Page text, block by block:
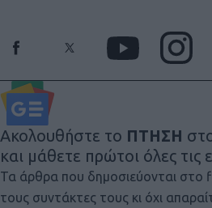
Ακολουθήστε το ΠΤΗΣΗ
και μάθετε πρώτοι όλες τις
Τα άρθρα που δημοσιεύονται στο
τους συντάκτες τους κι όχι